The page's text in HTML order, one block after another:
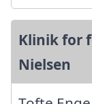
Klinik for
Nielsen